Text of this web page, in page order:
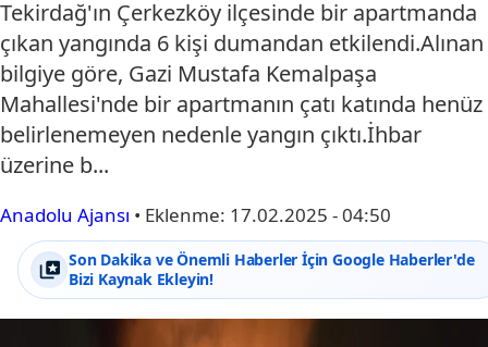
Tekirdağ'ın Çerkezköy ilçesinde bir apartmanda
çıkan yangında 6 kişi dumandan etkilendi.Alınan
bilgiye göre, Gazi Mustafa Kemalpaşa
Mahallesi'nde bir apartmanın çatı katında henüz
belirlenemeyen nedenle yangın çıktı.İhbar
üzerine b...
Anadolu Ajansı • Eklenme: 17.02.2025 - 04:50
Son Dakika ve Önemli Haberler İçin Google Haberler'de
Bizi Kaynak Ekleyin!